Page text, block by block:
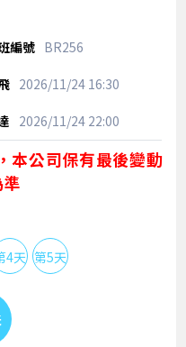
BR256
2026/11/2416:30
2026/11/2422:00
本公司保有最後變動
4天 第5天